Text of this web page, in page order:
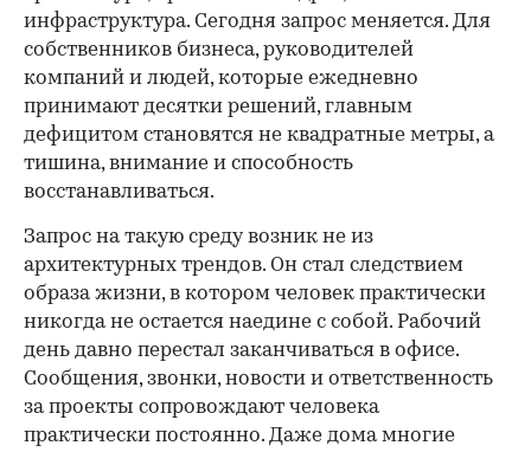
инфраструктура. Сегодня запрос меняется. Для
собственников бизнеса, руководителей
компаний и людей, которые ежедневно
принимают десятки решений, главным
дефицитом становятся не квадратные метры, а
тишина, внимание и способность
восстанавливаться.
Запрос на такую среду возник не из
архитектурных трендов. Он стал следствием
образа жизни, в котором человек практически
никогда не остается наедине с собой. Рабочий
день давно перестал заканчиваться в офисе.
Сообщения, звонки, новости и ответственность
за проекты сопровождают человека
практически постоянно. Даже дома многие